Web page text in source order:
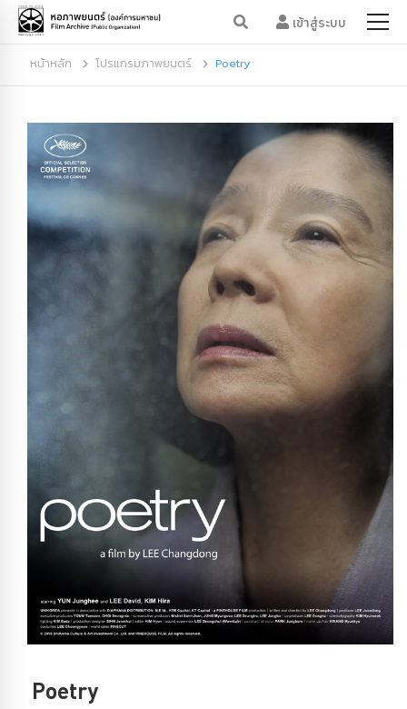
เข้าสู่ระบบ
หน้าหลัก โปรแกรมภาพยนตร์ Poetry
Poetry